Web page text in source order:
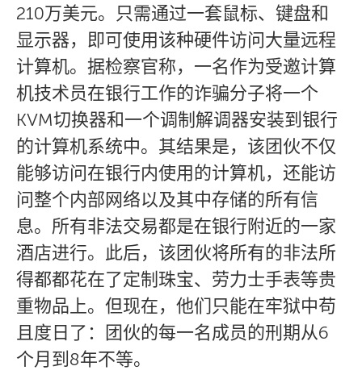
210万美元。只需通过一套鼠标、键盘和
显示器，即可使用该种硬件访问大量远程
计算机。据检察官称，一名作为受邀计算
机技术员在银行工作的诈骗分子将一个
KVM切换器和一个调制解调器安装到银行
的计算机系统中。其结果是，该团伙不仅
能够访问在银行内使用的计算机，还能访
问整个内部网络以及其中存储的所有信
息。所有非法交易都是在银行附近的一家
酒店进行。此后，该团伙将所有的非法所
得都都花在了定制珠宝、劳力士手表等贵
重物品上。但现在，他们只能在牢狱中苟
且度日了：团伙的每一名成员的刑期从6
个月到8年不等。